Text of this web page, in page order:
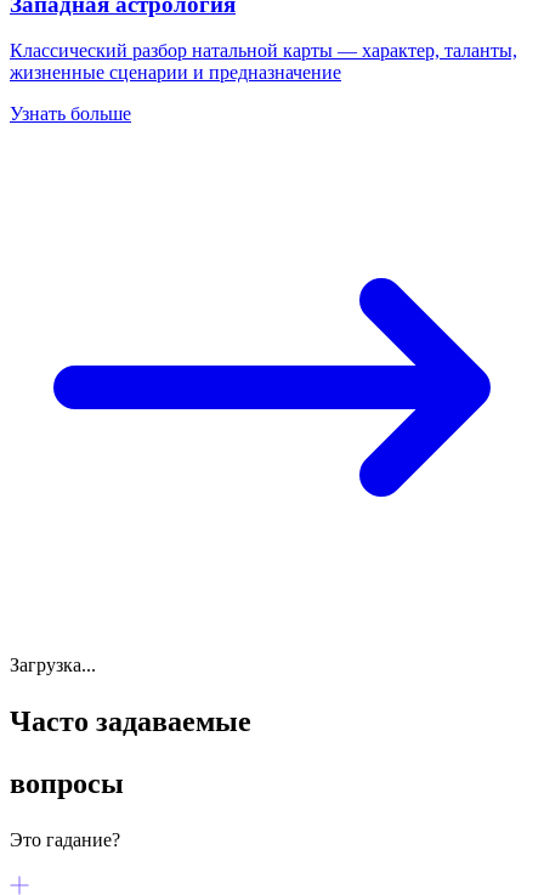
Классический разбор натальной карты — характер, таланты,
жизненные сценарии и предназначение
Узнать больше
Загрузка...
Часто задаваемые
вопросы
Это гадание?